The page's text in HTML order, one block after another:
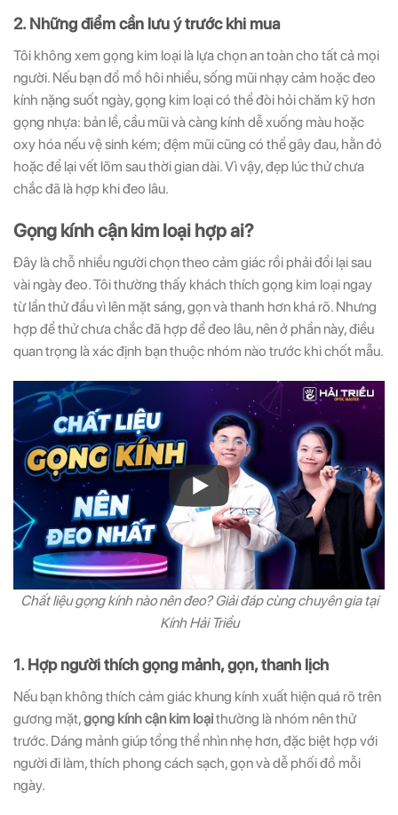
2. Những điểm cần lưu ý trước khi mua
Tôi không xem gọng kim loại là lựa chọn an toàn cho tất cả mọi
người. Nếu bạn đổ mồ hôi nhiều, sống mũi nhạy cảm hoặc đeo
kính nặng suốt ngày, gọng kim loại có thể đòi hỏi chăm kỹ hơn
gọng nhựa: bản lề, cầu mũi và càng kính dễ xuống màu hoặc
oxy hóa nếu vệ sinh kém; đệm mũi cũng có thể gây đau, hằn đỏ
hoặc để lại vết lõm sau thời gian dài. Vì vậy, đẹp lúc thử chưa
chắc đã là hợp khi đeo lâu.
Gọng kính cận kim loại hợp ai?
Đây là chỗ nhiều người chọn theo cảm giác rồi phải đổi lại sau
vài ngày đeo. Tôi thường thấy khách thích gọng kim loại ngay
từ lần thử đầu vì lên mặt sáng, gọn và thanh hơn khá rõ. Nhưng
hợp để thử chưa chắc đã hợp để đeo lâu, nên ở phần này, điều
quan trọng là xác định bạn thuộc nhóm nào trước khi chốt mẫu.
Chất liệu gọng kính nào nên đeo? Giải đáp cùng chuyên gia tại
Kính Hải Triều
1. Hợp người thích gọng mảnh, gọn, thanh lịch
Nếu bạn không thích cảm giác khung kính xuất hiện quá rõ trên
gương mặt,gọng kính cận kim loạithường là nhóm nên thử
trước. Dáng mảnh giúp tổng thể nhìn nhẹ hơn, đặc biệt hợp với
người đi làm, thích phong cách sạch, gọn và dễ phối đồ mỗi
ngày.